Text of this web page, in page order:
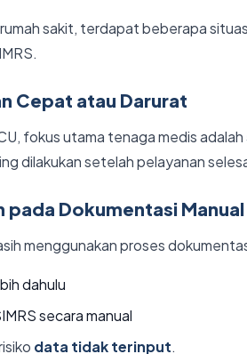
sakit, terdapat beberapa
Cepat atau Darurat
fokus utama tenaga medis adalah
dilakukan setelah pelayanan
Dokumentasi Manual
menggunakan proses
dahulu
secara manual
data tidak terinput.